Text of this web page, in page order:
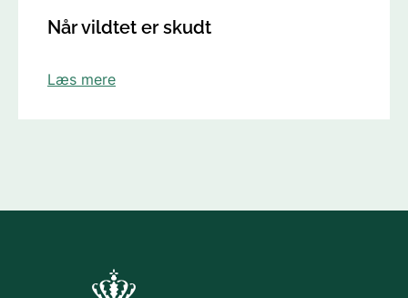
Når vildtet er skudt
Læs mere